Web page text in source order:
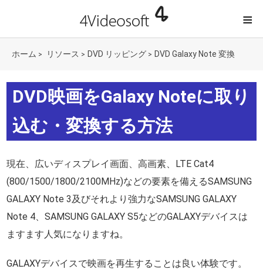
≡
ホーム > リソース > DVD リッピング > DVD Galaxy Note 変換
DVD映画をGalaxy Noteに取り
込む・変換する方法
現在、広いディスプレイ画面、高画素、LTE Cat4
(800/1500/1800/2100MHz)などの要素を備えるSAMSUNG
GALAXY Note 3及びそれより強力なSAMSUNG GALAXY
Note 4、SAMSUNG GALAXY S5などのGALAXYデバイスは
ますます人気になりますね。
GALAXYデバイスで映画を再生することは良い体験です。